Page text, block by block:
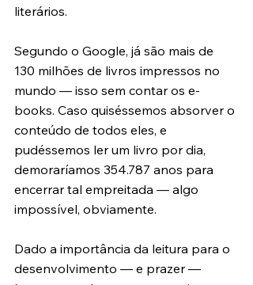
literários.
Segundo o Google, já são mais de
130 milhões de livros impressos no
mundo — isso sem contar os e-
books. Caso quiséssemos absorver o
conteúdo de todos eles, e
pudéssemos ler um livro por dia,
demoraríamos 354.787 anos para
encerrar tal empreitada — algo
impossível, obviamente.
Dado a importância da leitura para o
desenvolvimento — e prazer —